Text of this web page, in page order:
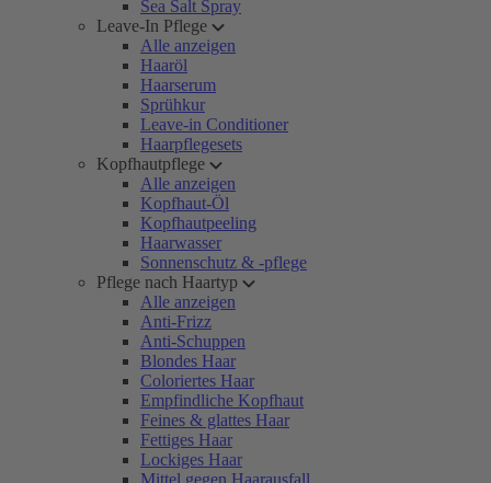
Sea Salt Spray
Leave-In Pflege
Alle anzeigen
Haaröl
Haarserum
Sprühkur
Leave-in Conditioner
Haarpflegesets
Kopfhautpflege
Alle anzeigen
Kopfhaut-Öl
Kopfhautpeeling
Haarwasser
Sonnenschutz & -pflege
Pflege nach Haartyp
Alle anzeigen
Anti-Frizz
Anti-Schuppen
Blondes Haar
Coloriertes Haar
Empfindliche Kopfhaut
Feines & glattes Haar
Fettiges Haar
Lockiges Haar
Mittel gegen Haarausfall